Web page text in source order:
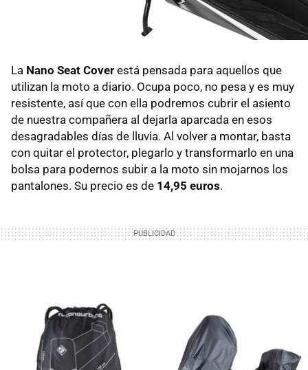
La Nano Seat Cover está pensada para aquellos que
utilizan la moto a diario. Ocupa poco, no pesa y es muy
resistente, así que con ella podremos cubrir el asiento
de nuestra compañera al dejarla aparcada en esos
desagradables días de lluvia. Al volver a montar, basta
con quitar el protector, plegarlo y transformarlo en una
bolsa para podernos subir a la moto sin mojarnos los
pantalones. Su precio es de 14,95 euros.